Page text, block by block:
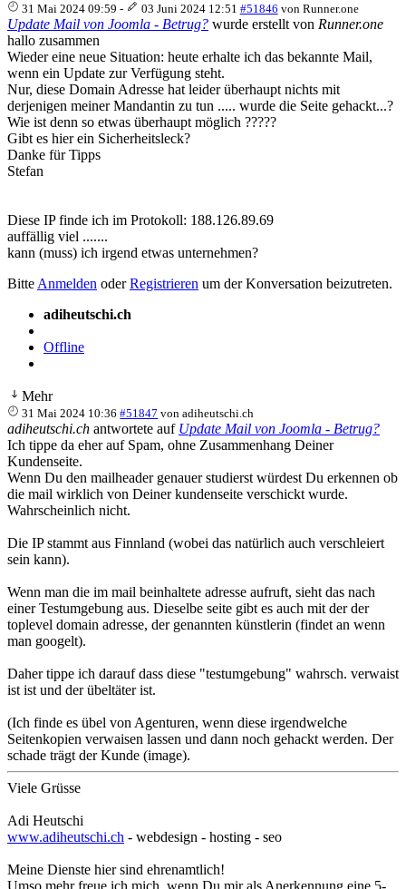
31 Mai 2024 09:59 - 03 Juni 2024 12:51 #51846 von Runner.one
Update Mail von Joomla - Betrug? wurde erstellt von Runner.one
hallo zusammen
Wieder eine neue Situation: heute erhalte ich das bekannte Mail,
wenn ein Update zur Verfügung steht.
Nur, diese Domain Adresse hat leider überhaupt nichts mit
derjenigen meiner Mandantin zu tun ..... wurde die Seite gehackt...?
Wie ist denn so etwas überhaupt möglich ?????
Gibt es hier ein Sicherheitsleck?
Danke für Tipps
Stefan
Diese IP finde ich im Protokoll: 188.126.89.69
auffällig viel .......
kann (muss) ich irgend etwas unternehmen?
Bitte Anmelden oderRegistrieren um der Konversation beizutreten.
adiheutschi.ch
Offline
Mehr
31 Mai 2024 10:36 #51847 vonadiheutschi.ch
adiheutschi.ch antwortete auf Update Mail von Joomla - Betrug?
Ich tippe da eher auf Spam, ohne Zusammenhang Deiner
Kundenseite.
Wenn Du den mailheader genauer studierst würdest Du erkennen ob
die mail wirklich von Deiner kundenseite verschickt wurde.
Wahrscheinlich nicht.
Die IP stammt aus Finnland (wobei das natürlich auch verschleiert
sein kann).
Wenn man die im mail beinhaltete adresse aufruft, sieht das nach
einer Testumgebung aus. Dieselbe seite gibt es auch mit der der
toplevel domain adresse, der genannten künstlerin (findet an wenn
man googelt).
Daher tippe ich darauf dass diese "testumgebung" wahrsch. verwaist
ist ist und der übeltäter ist.
(Ich finde es übel von Agenturen, wenn diese irgendwelche
Seitenkopien verwaisen lassen und dann noch gehackt werden. Der
schade trägt der Kunde (image).
Viele Grüsse
Adi Heutschi
www.adiheutschi.ch - webdesign - hosting - seo
Meine Dienste hier sind ehrenamtlich!
Umso mehr freue ich mich, wenn Du mir als Anerkennung eine 5-